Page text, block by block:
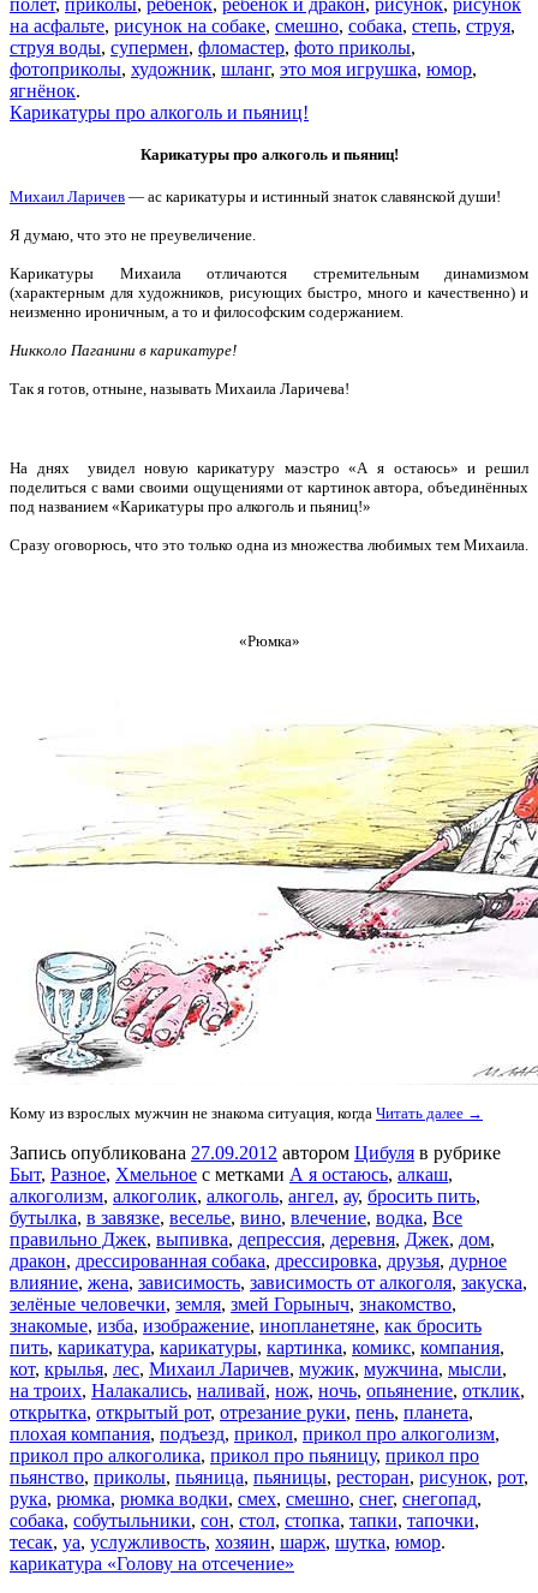
на асфальте, рисунок на собаке, смешно, собака, степь, струя,
струя воды, супермен, фломастер, фото приколы,
фотоприколы, художник, шланг, это моя игрушка, юмор,
ягнёнок.
Карикатуры про алкоголь и пьяниц!
Карикатуры про алкоголь и пьяниц!
Михаил Ларичев — ас карикатуры и истинный знаток славянской души!
Я думаю, что это не преувеличение.
Карикатуры Михаила отличаются стремительным динамизмом
(характерным для художников, рисующих быстро, много и качественно) и
неизменно ироничным, а то и философским содержанием.
Никколо Паганини в карикатуре!
Так я готов, отныне, называть Михаила Ларичева!
На днях увидел новую карикатуру маэстро «А я остаюсь» и решил
поделиться с вами своими ощущениями от картинок автора, объединённых
под названием «Карикатуры про алкоголь и пьяниц!»
Сразу оговорюсь, что это только одна из множества любимых тем Михаила.
«Рюмка»
Кому из взрослых мужчин не знакома ситуация, когда Читать далее →
Запись опубликована 27.09.2012 автором Цибуля в рубрике
Быт, Разное, Хмельное с метками А я остаюсь, алкаш,
алкоголизм, алкоголик, алкоголь, ангел, ау, бросить пить,
бутылка, в завязке, веселье, вино, влечение, водка, Все
правильно Джек, выпивка, депрессия, деревня, Джек, дом,
дракон, дрессированная собака, дрессировка, друзья, дурное
влияние, жена, зависимость, зависимость от алкоголя, закуска,
зелёные человечки, земля, змей Горыныч, знакомство,
знакомые, изба, изображение, инопланетяне, как бросить
пить, карикатура, карикатуры, картинка, комикс, компания,
кот, крылья, лес, Михаил Ларичев, мужик, мужчина, мысли,
на троих, Налакались, наливай, нож, ночь, опьянение, отклик,
открытка, открытый рот, отрезание руки, пень, планета,
плохая компания, подъезд, прикол, прикол про алкоголизм,
прикол про алкоголика, прикол про пьяницу, прикол про
пьянство, приколы, пьяница, пьяницы, ресторан, рисунок, рот,
рука, рюмка, рюмка водки, смех, смешно, снег, снегопад,
собака, собутыльники, сон, стол, стопка, тапки, тапочки,
тесак, уа, услужливость, хозяин, шарж, шутка, юмор.
карикатура «Голову на отсечение»